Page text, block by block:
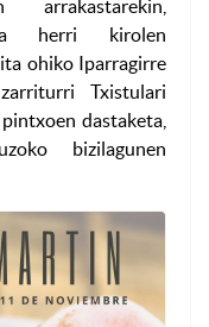
herri kirolen
ohiko Iparragirre
Txistulari
dastaketa,
bizilagunen